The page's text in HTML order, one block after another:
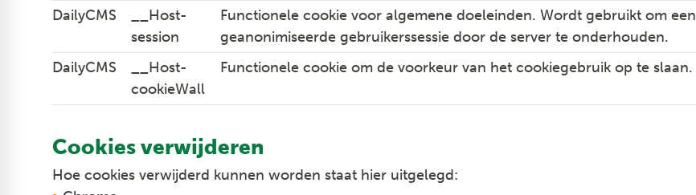
DailyCMS
__Host-
session
Functionele cookie voor algemene doeleinden. Wordt gebruikt om een
geanonimiseerde gebruikerssessie door de server te onderhouden.
DailyCMS
__Host-
cookieWall
Functionele cookie om de voorkeur van het cookiegebruik op te slaan.
Cookies verwijderen
Hoe cookies verwijderd kunnen worden staat hier uitgelegd: